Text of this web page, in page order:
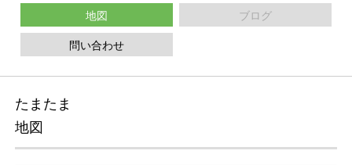
地図 ブログ
問い合わせ
たまたま
地図